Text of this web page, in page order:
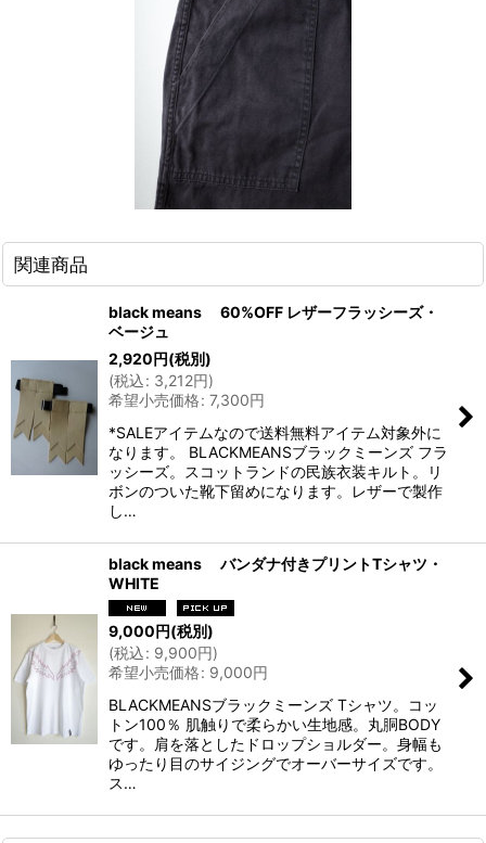
関連商品
black means 60%OFF レザーフラッシーズ・
ベージュ
2,920 円(税別)
(税込: 3,212円)
希望小売価格: 7,300円
*SALEアイテムなので送料無料アイテム対象外に
なります。 BLACKMEANSブラックミーンズ フラ
ッシーズ。スコットランドの民族衣装キルト。リ
ボンのついた靴下留めになります。レザーで製作
し…
black means バンダナ付きプリントTシャツ・
WHITE
9,000円(税別)
(税込: 9,900円)
希望小売価格: 9,000円
BLACKMEANSブラックミーンズ Tシャツ。コッ
トン100％ 肌触りで柔らかい生地感。丸胴BODY
です。肩を落としたドロップショルダー。身幅も
ゆったり目のサイジングでオーバーサイズです。
ス…